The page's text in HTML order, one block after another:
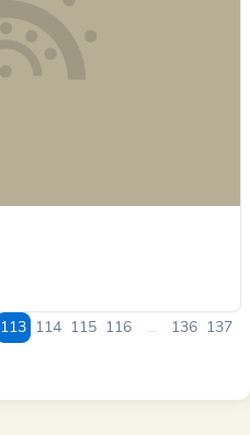
113 114 115 116 ... 136
137